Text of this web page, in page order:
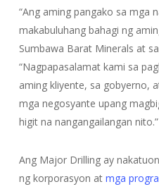
“Ang aming pangako sa mga
makabuluhang bahagi ng
Sumbawa Barat Minerals at
“Nagpapasalamat kami sa
aming kliyente, sa gobyerno,
mga negosyante upang
higit na nangangailangan nito.”
Ang Major Drilling ay
ng korporasyon at mga